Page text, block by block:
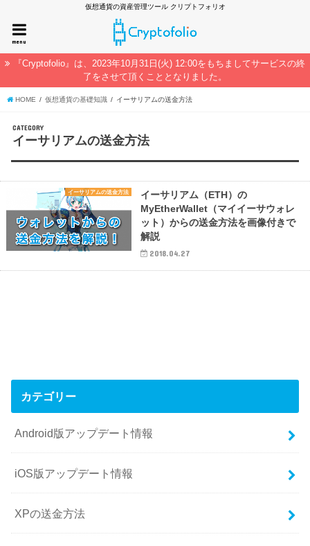
仮想通貨の資産管理ツール クリプトフォリオ
menu
『Cryptofolio』は、2023年10月31日(火) 12:00をもちましてサービスの終
了をさせて頂くこととなりました。
HOME 仮想通貨の基礎知識 イーサリアムの送金方法
CATEGORY
イーサリアムの送金方法
イーサリアムの送金方法
イーサリアム（ETH）の
MyEtherWallet（マイイーサウォレ
ット）からの送金方法を画像付きで
解説
2018.04.27
カテゴリー
Android版アップデート情報
iOS版アップデート情報
XPの送金方法